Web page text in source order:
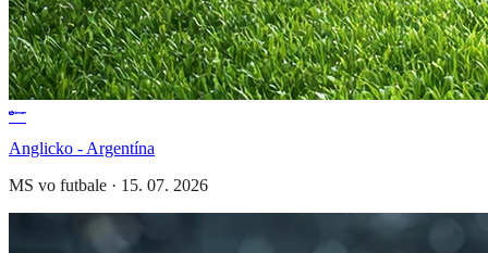
Anglicko - Argentína
MS vo futbale · 15. 07. 2026